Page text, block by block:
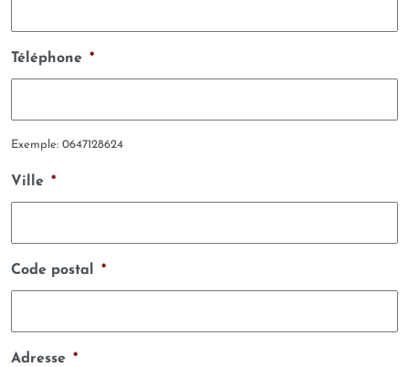
Téléphone *
Exemple: 0647128624
Ville *
Code postal *
Adresse *